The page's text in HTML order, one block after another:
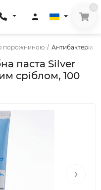
порожниною /
паста Silver
сріблом, 100
›